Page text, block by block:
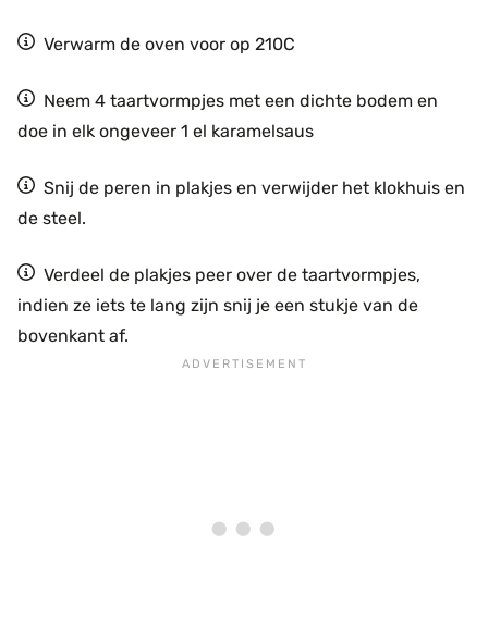
Verwarm de oven voor op 210C
Neem 4 taartvormpjes met een dichte bodem en
doe in elk ongeveer 1 el karamelsaus
Snij de peren in plakjes en verwijder het klokhuis en
de steel.
Verdeel de plakjes peer over de taartvormpjes,
indien ze iets te lang zijn snij je een stukje van de
bovenkant af.